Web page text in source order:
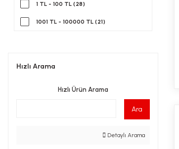
Dermadolin (4)
Dr Wagner (4)
1 TL - 100 TL (28)
1001 TL - 100000 TL (21)
Hızlı Arama
Hızlı Ürün Arama
Ara
Detaylı Arama